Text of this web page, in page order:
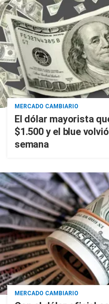
MERCADO CAMBIARIO
El dólar mayorista
$1.500 y el blue
semana
MERCADO CAMBIARIO